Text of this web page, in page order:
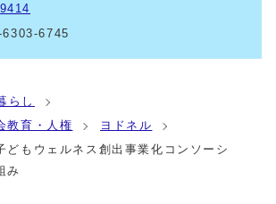
6303-6745
らし
教育・人権
ヨドネル
どもウェルネス創出事業化コンソーシ
み